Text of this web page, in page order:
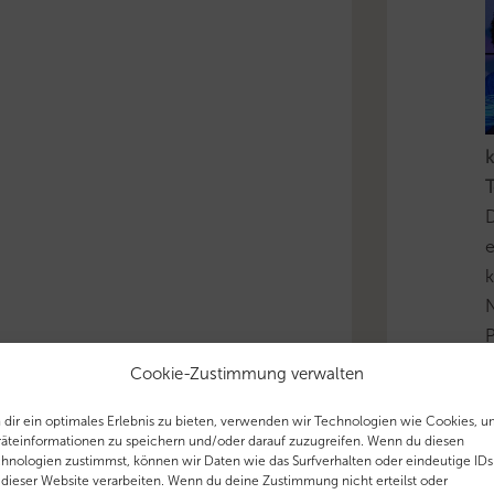
Cookie-Zustimmung verwalten
dir ein optimales Erlebnis zu bieten, verwenden wir Technologien wie Cookies,
zu speichern und/oder darauf zuzugreifen. Wenn du diesen
zustimmst, können wir Daten wie das Surfverhalten oder eindeutige IDs
Website verarbeiten. Wenn du deine Zustimmung nicht erteilst oder